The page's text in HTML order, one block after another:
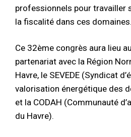
professionnels pour travailler
la fiscalité dans ces domaines.
Ce 32ème congrès aura lieu
partenariat avec la Région
Havre, le SEVEDE (Syndicat
valorisation énergétique des
et la CODAH (Communauté
du Havre).